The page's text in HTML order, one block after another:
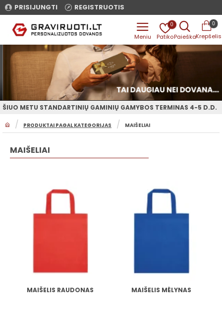
PRISIJUNGTI REGISTRUOTIS
0 0
O
PRODUKTAI PAGAL KATEGORIJAS MAIŠELIAI
ŠIUO METU STANDARTINIŲ GAMINIŲ GAMYBOS TERMINAS 4-5 D.D.
MAIŠELIAI
MAIŠELIS RAUDONAS MAIŠELIS MĖLYNAS